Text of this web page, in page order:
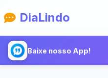
DiaLindo
Baixe nosso App!